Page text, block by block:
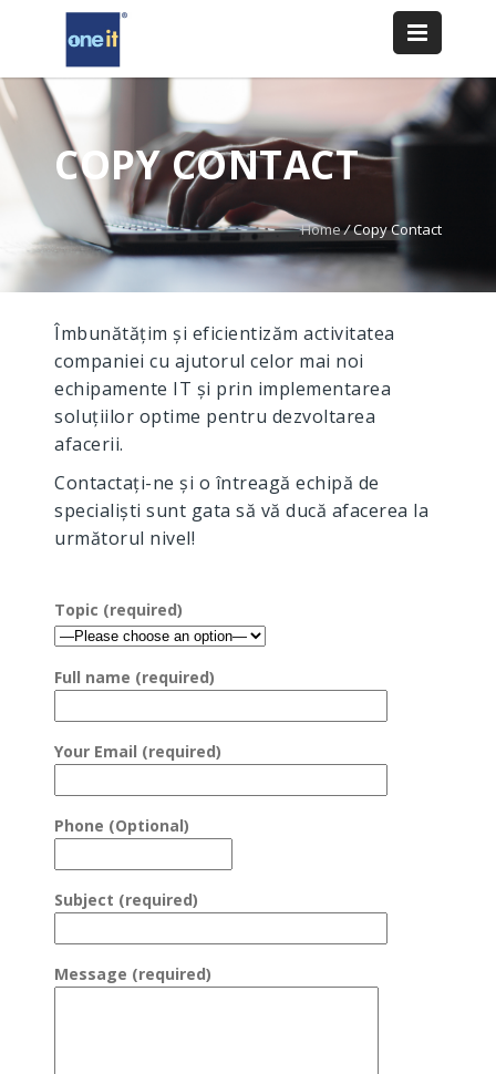
COPY CONTACT
Home/Copy Contact
Îmbunătățim și eficientizăm activitatea
companiei cu ajutorul celor mai noi
echipamente IT și prin implementarea
soluțiilor optime pentru dezvoltarea
afacerii.
Contactați-ne și o întreagă echipă de
specialiști sunt gata să vă ducă afacerea la
următorul nivel!
Topic (required)
Full name (required)
Your Email (required)
Phone (Optional)
Subject (required)
Message (required)